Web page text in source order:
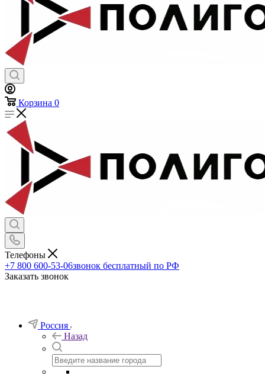
Корзина 0
Телефоны
+7 800 600-53-06звонок бесплатный по РФ
Заказать звонок
Россия
Назад